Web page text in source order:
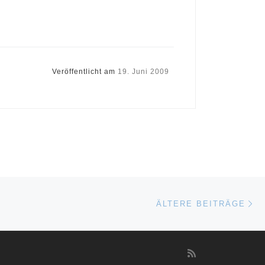
Veröffentlicht am 19. Juni 2009
ÄLTERE BEITRÄGE